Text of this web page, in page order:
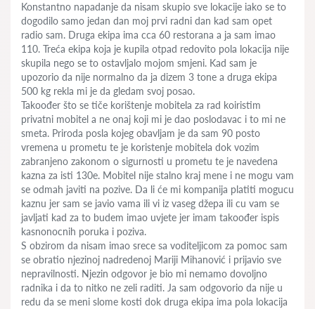
Konstantno napadanje da nisam skupio sve lokacije iako se to
dogodilo samo jedan dan moj prvi radni dan kad sam opet
radio sam. Druga ekipa ima cca 60 restorana a ja sam imao
110. Treća ekipa koja je kupila otpad redovito pola lokacija nije
skupila nego se to ostavljalo mojom smjeni. Kad sam je
upozorio da nije normalno da ja dizem 3 tone a druga ekipa
500 kg rekla mi je da gledam svoj posao.
Takoođer što se tiče korištenje mobitela za rad koiristim
privatni mobitel a ne onaj koji mi je dao poslodavac i to mi ne
smeta. Priroda posla kojeg obavljam je da sam 90 posto
vremena u prometu te je koristenje mobitela dok vozim
zabranjeno zakonom o sigurnosti u prometu te je navedena
kazna za isti 130e. Mobitel nije stalno kraj mene i ne mogu vam
se odmah javiti na pozive. Da li će mi kompanija platiti mogucu
kaznu jer sam se javio vama ili vi iz vaseg džepa ili cu vam se
javljati kad za to budem imao uvjete jer imam takoođer ispis
kasnonocnih poruka i poziva.
S obzirom da nisam imao srece sa voditeljicom za pomoc sam
se obratio njezinoj nadredenoj Mariji Mihanović i prijavio sve
nepravilnosti. Njezin odgovor je bio mi nemamo dovoljno
radnika i da to nitko ne zeli raditi. Ja sam odgovorio da nije u
redu da se meni slome kosti dok druga ekipa ima pola lokacija